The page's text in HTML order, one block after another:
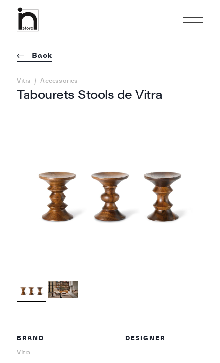
Tabourets Stools de Vitra
Back
Vitra / Accessories
BRAND
Vitra
DESIGNER